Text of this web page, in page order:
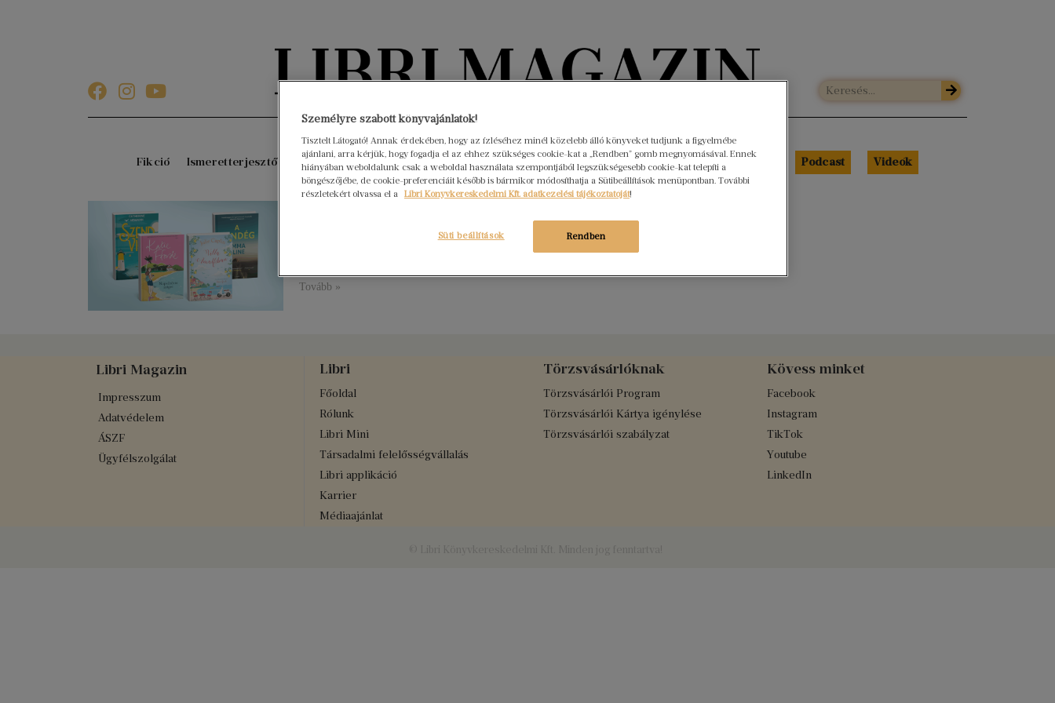
Könyvektől az olvasókig
Fikció Ismeretterjesztő Gyerekkönyvek Interjúk Beleolvasó A hónap könyvei HÍREK Libri Portré Podcast Videók
Nincs hozzászólás
A strandidőre még várnunk kell, de a madárcsicsergéstől hangos
Tovább »
Libri Magazin
Impresszum
Adatvédelem
ÁSZF
Ügyfélszolgálat
Libri
Főoldal
Rólunk
Libri Mini
Társadalmi felelősségvállalás
Libri applikáció
Karrier
Médiaajánlat
Törzsvásárlóknak
Törzsvásárlói Program
Törzsvásárlói Kártya igénylése
Törzsvásárlói szabályzat
Kövess minket
Facebook
Instagram
TikTok
Youtube
LinkedIn
Személyre szabott könyvajánlatok!
Tisztelt Látogató! Annak érdekében, hogy az ízléséhez minél közelebb álló könyveket tudjunk a figyelmébe
ajánlani, arra kérjük, hogy fogadja el az ehhez szükséges cookie-kat a „Rendben” gomb megnyomásával. Ennek
hiányában weboldalunk csak a weboldal használata szempontjából legszükségesebb cookie-kat telepíti a
böngészőjébe, de cookie-preferenciáit később is bármikor módosíthatja a Sütibeállítások menüpontban. További
részletekért olvassa el a Libri Könyvkereskedelmi Kft. adatkezelési tájékoztatóját!
Rendben
Süti beállítások